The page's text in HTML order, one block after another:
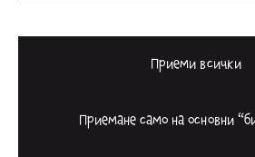
Система за подаване
Приеми всички
Приемане само на основни